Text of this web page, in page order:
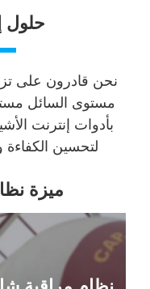
حلول
نحن قادرون على
مستوى السائل
بأدوات إنترنت
لتحسين الكفاءة
ميزة